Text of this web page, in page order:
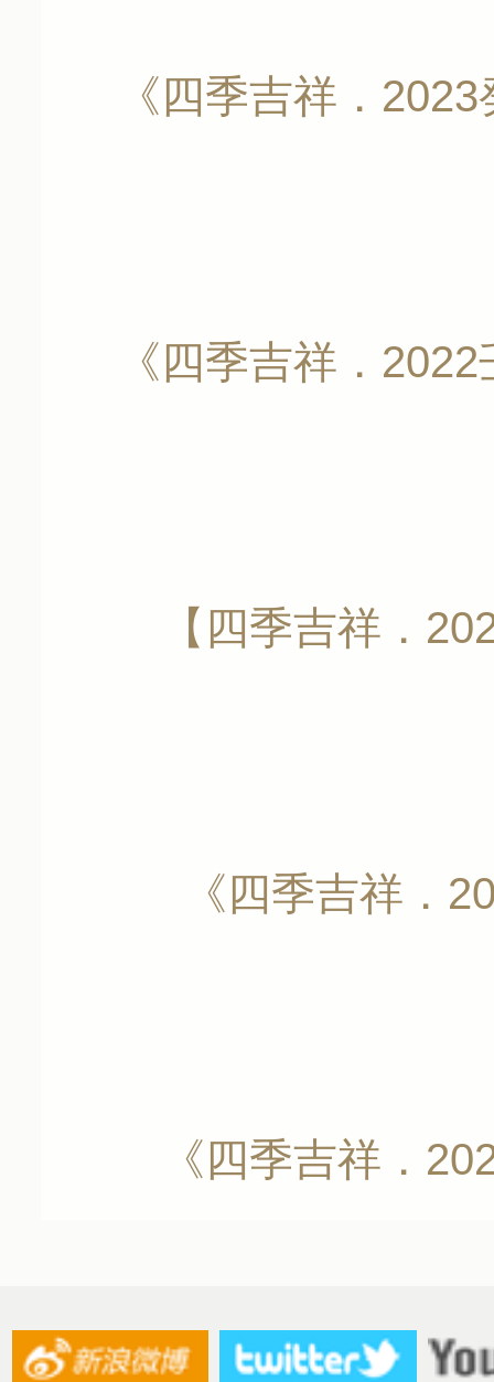
《四季吉祥．
《四季吉祥．
【四季吉祥．
《四季吉祥．
《四季吉祥．